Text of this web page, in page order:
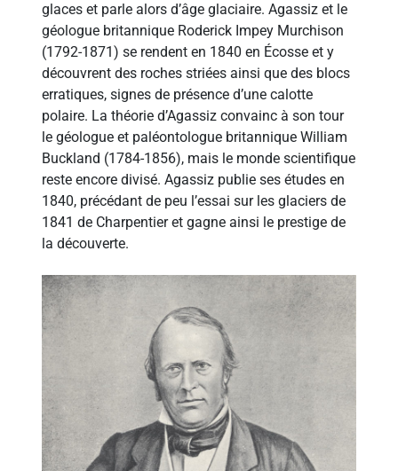
glaces et parle alors d’âge glaciaire. Agassiz et le
géologue britannique Roderick Impey Murchison
(1792-1871) se rendent en 1840 en Écosse et y
découvrent des roches striées ainsi que des blocs
erratiques, signes de présence d’une calotte
polaire. La théorie d’Agassiz convainc à son tour
le géologue et paléontologue britannique William
Buckland (1784-1856), mais le monde scientifique
reste encore divisé. Agassiz publie ses études en
1840, précédant de peu l’essai sur les glaciers de
1841 de Charpentier et gagne ainsi le prestige de
la découverte.